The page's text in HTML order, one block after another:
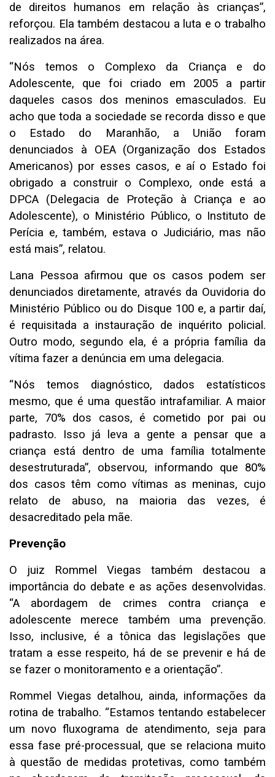
de direitos humanos em relação às crianças”,
reforçou. Ela também destacou a luta e o trabalho
realizados na área.
“Nós temos o Complexo da Criança e do
Adolescente, que foi criado em 2005 a partir
daqueles casos dos meninos emasculados. Eu
acho que toda a sociedade se recorda disso e que
o Estado do Maranhão, a União foram
denunciados à OEA (Organização dos Estados
Americanos) por esses casos, e aí o Estado foi
obrigado a construir o Complexo, onde está a
DPCA (Delegacia de Proteção à Criança e ao
Adolescente), o Ministério Público, o Instituto de
Perícia e, também, estava o Judiciário, mas não
está mais”, relatou.
Lana Pessoa afirmou que os casos podem ser
denunciados diretamente, através da Ouvidoria do
Ministério Público ou do Disque 100 e, a partir daí,
é requisitada a instauração de inquérito policial.
Outro modo, segundo ela, é a própria família da
vítima fazer a denúncia em uma delegacia.
“Nós temos diagnóstico, dados estatísticos
mesmo, que é uma questão intrafamiliar. A maior
parte, 70% dos casos, é cometido por pai ou
padrasto. Isso já leva a gente a pensar que a
criança está dentro de uma família totalmente
desestruturada”, observou, informando que 80%
dos casos têm como vítimas as meninas, cujo
relato de abuso, na maioria das vezes, é
desacreditado pela mãe.
Prevenção
O juiz Rommel Viegas também destacou a
importância do debate e as ações desenvolvidas.
“A abordagem de crimes contra criança e
adolescente merece também uma prevenção.
Isso, inclusive, é a tônica das legislações que
tratam a esse respeito, há de se prevenir e há de
se fazer o monitoramento e a orientação”.
Rommel Viegas detalhou, ainda, informações da
rotina de trabalho. “Estamos tentando estabelecer
um novo fluxograma de atendimento, seja para
essa fase pré-processual, que se relaciona muito
à questão de medidas protetivas, como também